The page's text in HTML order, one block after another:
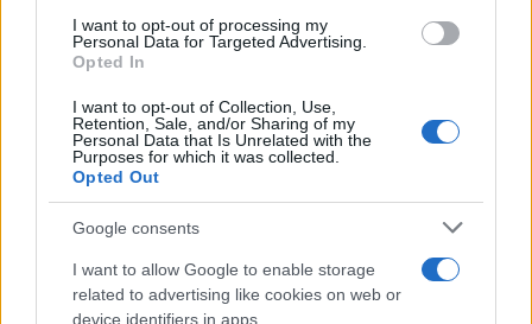
I want to opt-out of processing my
Personal Data for Targeted Advertising.
Opted In
I want to opt-out of Collection, Use,
Retention, Sale, and/or Sharing of my
Personal Data that Is Unrelated with the
Purposes for which it was collected.
Opted Out
Google consents
I want to allow Google to enable storage
related to advertising like cookies on web or
device identifiers in apps.
Λευκό Οίκο, στις εκλογές της 5ης Νοεμβρίου 2024,
θα μπορούσε να δώσει χάρη στον εαυτό του για
τυχόν ομοσπονδιακά αδικήματα.